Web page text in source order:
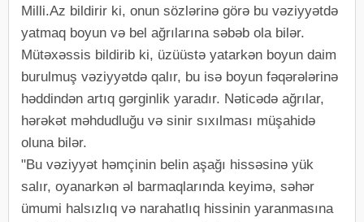
Milli.Az bildirir ki, onun sözlərinə görə bu vəziyyətdə
yatmaq boyun və bel ağrılarına səbəb ola bilər.
Mütəxəssis bildirib ki, üzüüstə yatarkən boyun daim
burulmuş vəziyyətdə qalır, bu isə boyun fəqərələrinə
həddindən artıq gərginlik yaradır. Nəticədə ağrılar,
hərəkət məhdudluğu və sinir sıxılması müşahidə
oluna bilər.
"Bu vəziyyət həmçinin belin aşağı hissəsinə yük
salır, oyanarkən əl barmaqlarında keyimə, səhər
ümumi halsızlıq və narahatlıq hissinin yaranmasına